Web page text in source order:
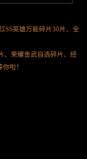
SS英雄万能碎片30片、全
、荣耀金武自选碎片、经
啦！